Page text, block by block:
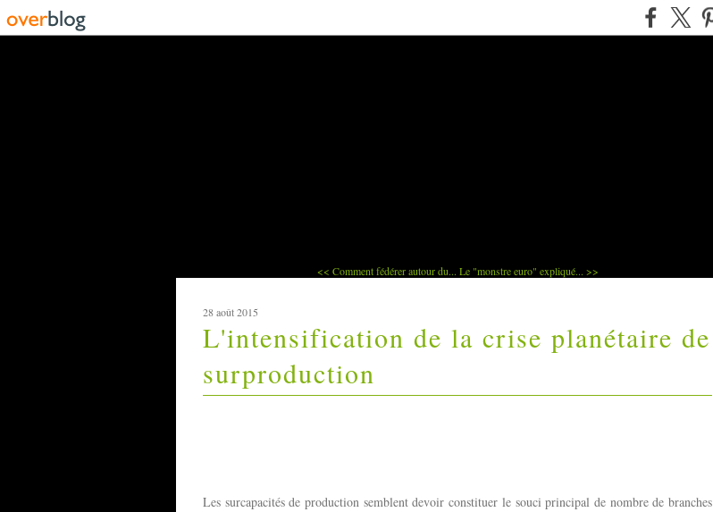
<< Comment fédérer autour du... Le "monstre euro" expliqué... >>
28 août 2015
L'intensification de la crise planétaire de
surproduction
Les surcapacités de production semblent devoir constituer le souci principal de nombre de branches